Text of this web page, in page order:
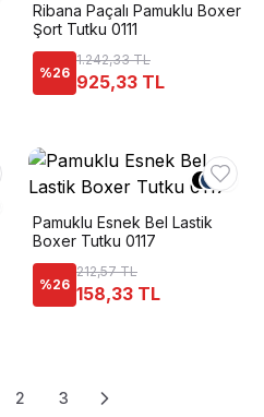
Ribana Paçalı Pamuklu Boxer
Şort Tutku 0111
%26
1.242,33 TL
925,33 TL
+ 3
Pamuklu Esnek Bel Lastik
Boxer Tutku 0117
%26
212,57 TL
158,33 TL
2 3